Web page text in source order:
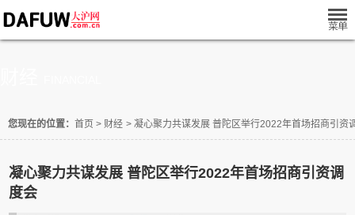
您现在的位置： 首页 > 财经 > 凝心聚力共谋发展 普陀区举行2022年首场招商引资
凝心聚力共谋发展 普陀区举行2022年首场招商引资调
度会